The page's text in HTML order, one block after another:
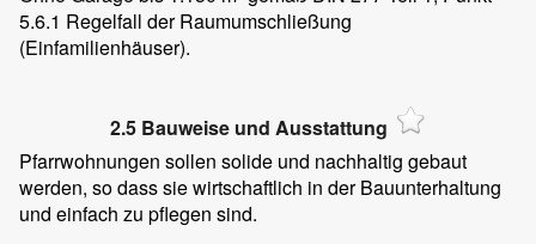
5.6.1 Regelfall der Raumumschließung
(Einfamilienhäuser).
2.5 Bauweise und Ausstattung
Pfarrwohnungen sollen solide und nachhaltig gebaut
werden, so dass sie wirtschaftlich in der Bauunterhaltung
und einfach zu pflegen sind.